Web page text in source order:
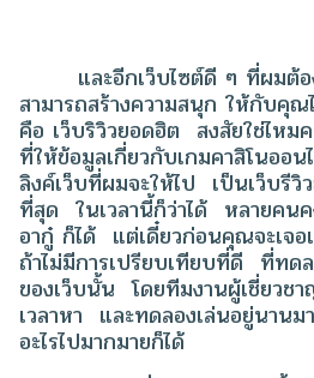
และอีกเว็บไซต์ดี ๆ ที่ผมต้อ
สามารถสร้างความสนุก ให้กับคุ
คือ เว็บริวิวยอดฮิต สงสัยใช่ไหม
ที่ให้ข้อมูลเกี่ยวกับเกมคาสิโนออ
ลิงค์เว็บที่ผมจะให้ไป เป็นเว็บรีวิ
ที่สุด ในเวลานี้ก็ว่าได้ หลายคนค
อากู๋ ก็ได้ แต่เดี๋ยวก่อนคุณจะเจอ
ถ้าไม่มีการเปรียบเทียบที่ดี ที่ทด
ของเว็บนั้น โดยทีมงานผู้เชี่ยวช
เวลาหา และทดลองเล่นอยู่นานม
อะไรไปมากมายก็ได้